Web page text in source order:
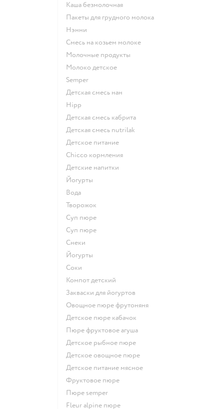
каша безмолочная
пакеты для грудного молока
нэнни
смесь на козьем молоке
молочные продукты
молоко детское
semper
детская смесь нан
hipp
детская смесь кабрита
детская смесь nutrilak
детское питание
chicco кормления
детские напитки
йогурты
Вода
творожок
суп пюре
суп пюре
Снеки
йогурты
Соки
компот детский
Закваски для йогуртов
овощное пюре фрутоняня
детское пюре кабачок
пюре фруктовое агуша
детское рыбное пюре
детское овощное пюре
детское питание мясное
фруктовое пюре
пюре semper
fleur alpine пюре